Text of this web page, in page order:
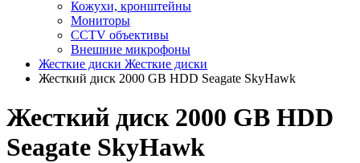
Кожухи, кронштейны
Мониторы
CCTV объективы
Внешние микрофоны
Жесткие диски Жесткие диски
Жесткий диск 2000 GB HDD Seagate SkyHawk
Жесткий диск 2000 GB HDD
Seagate SkyHawk